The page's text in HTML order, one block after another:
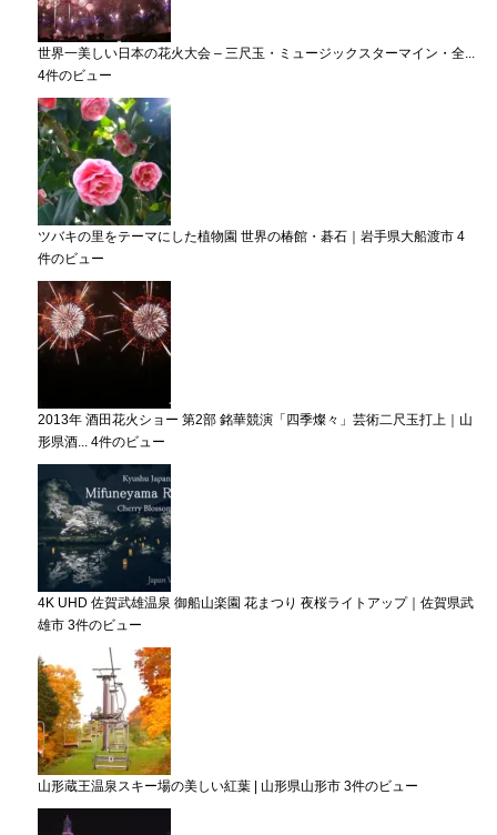
世界一美しい日本の花火大会 – 三尺玉・ミュージックスターマイン・全...
4件のビュー
ツバキの里をテーマにした植物園 世界の椿館・碁石｜岩手県大船渡市 4
件のビュー
2013年 酒田花火ショー 第2部 銘華競演「四季燦々」芸術二尺玉打上｜山
形県酒...
4件のビュー
4K UHD 佐賀武雄温泉 御船山楽園 花まつり 夜桜ライトアップ｜佐賀県武
雄市 3件のビュー
山形蔵王温泉スキー場の美しい紅葉 | 山形県山形市 3件のビュー